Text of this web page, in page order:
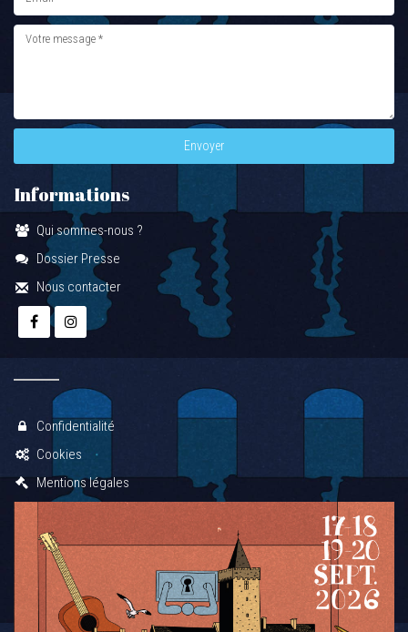
Envoyer
Informations
Qui sommes-nous ?
Dossier Presse
Nous contacter
Confidentialité
Cookies
Mentions légales